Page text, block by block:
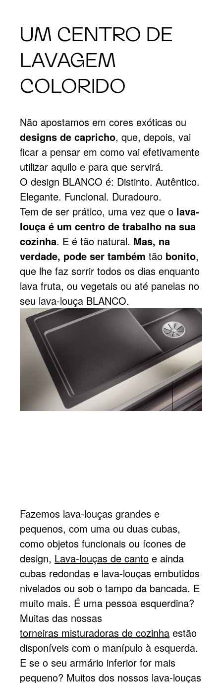
UM CENTRO DE
LAVAGEM
COLORIDO
Não apostamos em cores exóticas ou
designs de capricho, que, depois, vai
ficar a pensar em como vai efetivamente
utilizar aquilo e para que servirá.
O design BLANCO é: Distinto. Autêntico.
Elegante. Funcional. Duradouro.
Tem de ser prático, uma vez que o lava-
louça é um centro de trabalho na sua
cozinha. E é tão natural. Mas, na
verdade, pode ser também tão bonito,
que lhe faz sorrir todos os dias enquanto
lava fruta, ou vegetais ou até panelas no
seu lava-louça BLANCO.
Fazemos lava-louças grandes e
pequenos, com uma ou duas cubas,
como objetos funcionais ou ícones de
design, Lava-louças de canto e ainda
cubas redondas e lava-louças embutidos
nivelados ou sob o tampo da bancada. E
muito mais. É uma pessoa esquerdina?
Muitas das nossas
torneiras misturadoras de cozinha estão
disponíveis com o manípulo à esquerda.
E se o seu armário inferior for mais
pequeno? Muitos dos nossos lava-louças